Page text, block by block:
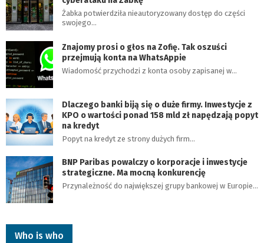
Żabka potwierdziła nieautoryzowany dostęp do części
swojego…
Znajomy prosi o głos na Zofię. Tak oszuści
przejmują konta na WhatsAppie
Wiadomość przychodzi z konta osoby zapisanej w…
Dlaczego banki biją się o duże firmy. Inwestycje z
KPO o wartości ponad 158 mld zł napędzają popyt
na kredyt
Popyt na kredyt ze strony dużych firm…
BNP Paribas powalczy o korporacje i inwestycje
strategiczne. Ma mocną konkurencję
Przynależność do największej grupy bankowej w Europie…
Who is who